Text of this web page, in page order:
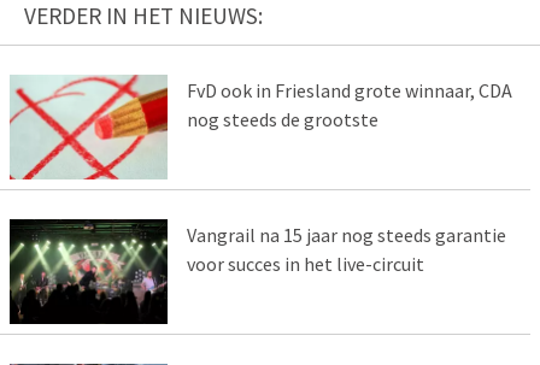
VERDER IN HET NIEUWS:
FvD ook in Friesland grote winnaar, CDA
nog steeds de grootste
Vangrail na 15 jaar nog steeds garantie
voor succes in het live-circuit